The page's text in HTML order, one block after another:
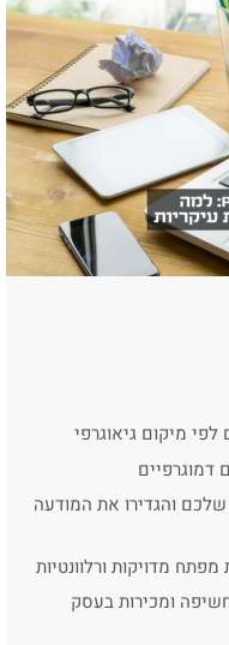
מיקום גיאוגרפי
דמוגרפיים
והגדירו את המודעה
מדויקות ורלוונטיות